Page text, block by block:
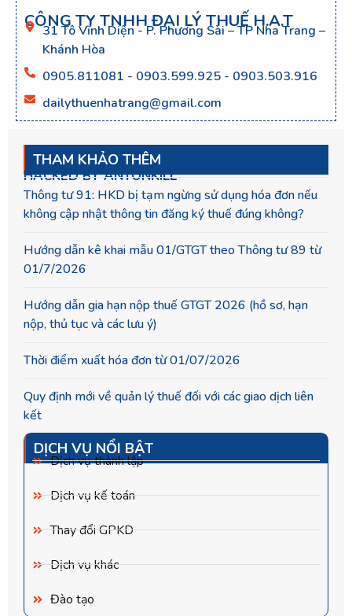
CÔNG TY TNHH ĐẠI LÝ THUẾ H.A.T
31 Tô Vĩnh Diện - P. Phương Sài – TP Nha Trang –
Khánh Hòa
0905.811081 - 0903.599.925 - 0903.503.916
dailythuenhatrang@gmail.com
THAM KHẢO THÊM
HACKED BY ANTONKILL
Thông tư 91: HKD bị tạm ngừng sử dụng hóa đơn nếu
không cập nhật thông tin đăng ký thuế đúng không?
Hướng dẫn kê khai mẫu 01/GTGT theo Thông tư 89 từ
01/7/2026
Hướng dẫn gia hạn nộp thuế GTGT 2026 (hồ sơ, hạn
nộp, thủ tục và các lưu ý)
Thời điểm xuất hóa đơn từ 01/07/2026
Quy định mới về quản lý thuế đối với các giao dịch liên
kết
DỊCH VỤ NỔI BẬT
Dịch vụ thành lập
Dịch vụ kế toán
Thay đổi GPKD
Dịch vụ khác
Đào tạo